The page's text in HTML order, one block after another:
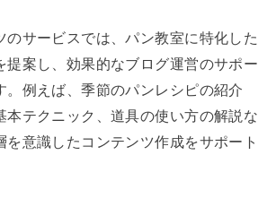
のサービスでは、パン教室に特化した
提案し、効果的なブログ運営のサポー
。例えば、季節のパンレシピの紹介
本テクニック、道具の使い方の解説な
を意識したコンテンツ作成をサポート